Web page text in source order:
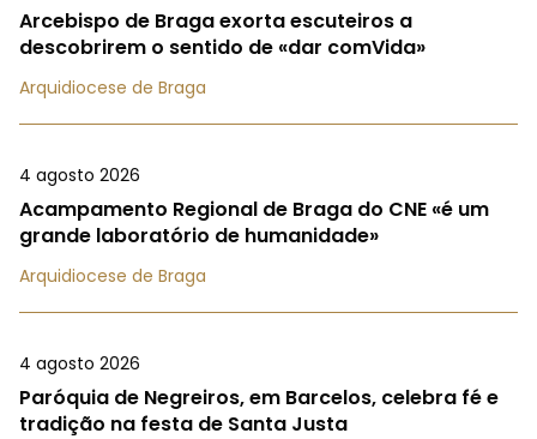
Arcebispo de Braga exorta escuteiros a
descobrirem o sentido de «dar comVida»
Arquidiocese de Braga
4 agosto 2026
Acampamento Regional de Braga do CNE «é um
grande laboratório de humanidade»
Arquidiocese de Braga
4 agosto 2026
Paróquia de Negreiros, em Barcelos, celebra fé e
tradição na festa de Santa Justa